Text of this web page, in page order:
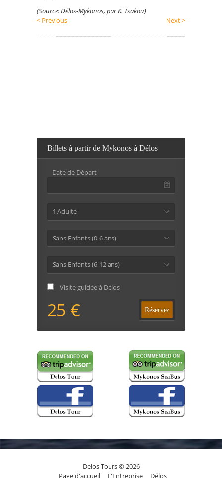
(Source: Délos-Mykonos, par K. Tsakou)
< Previous
Next >
Billets à partir de Mykonos à Délos
Date de Départ
1 Adulte
Sans Enfants (0-6 ans)
Sans Enfants (6-12 ans)
Visite guidée à Délos
25 € Réservez
Delos Tours © 2026
Page d'accueil
L'Entreprise Délos